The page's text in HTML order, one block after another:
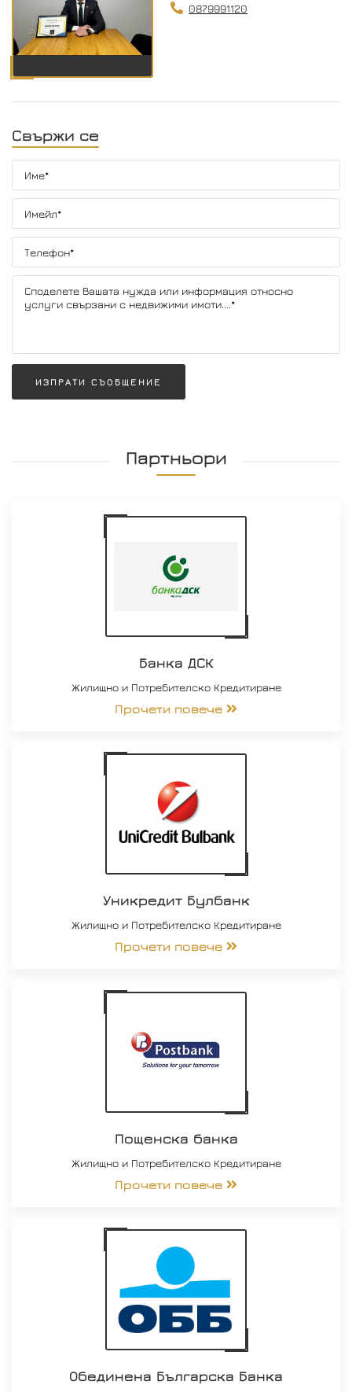
0879991120
Свържи се
ИЗПРАТИ СЪОБЩЕНИЕ
Партньори
Банка ДСК
Жилищно и Потребителско Кредитиране
Прочети повече
Уникредит Булбанк
Жилищно и Потребителско Кредитиране
Прочети повече
Пощенска банка
Жилищно и Потребителско Кредитиране
Прочети повече
Обединена Българска Банка